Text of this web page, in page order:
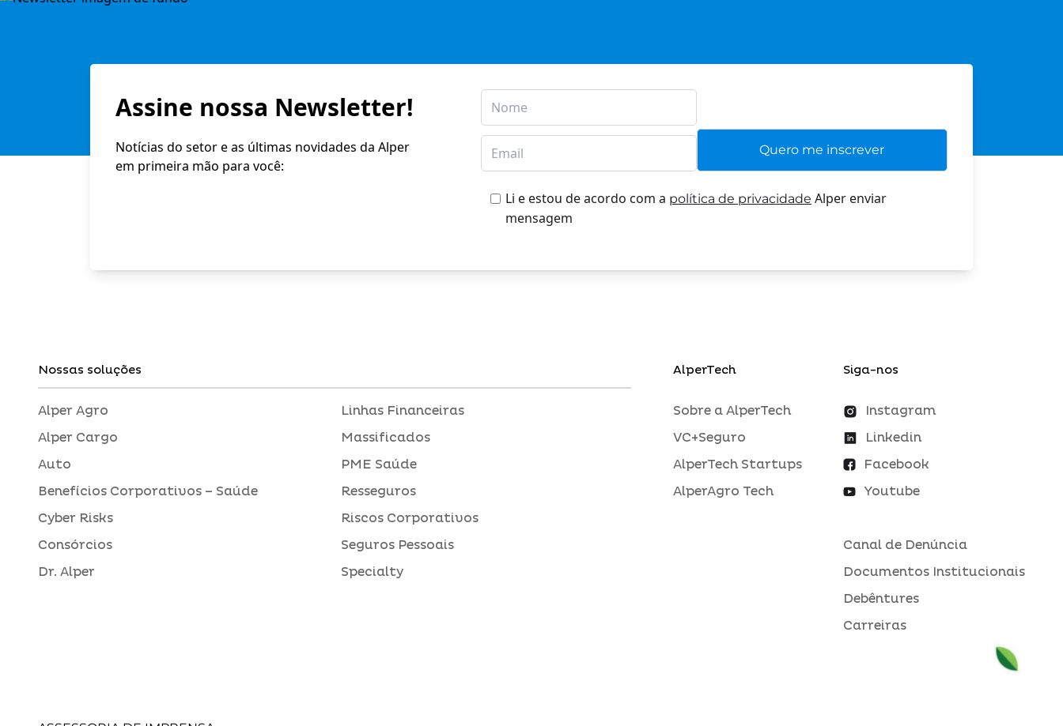
Assine nossa Newsletter!
Notícias do setor e as últimas novidades da Alper
em primeira mão para você:
Li e estou de acordo com a política de privacidade Alper enviar
mensagem
Nossas soluções
Alper Agro
Alper Cargo
Auto
Benefícios Corporativos – Saúde
Cyber Risks
Consórcios
Dr. Alper
Linhas Financeiras
Massificados
PME Saúde
Resseguros
Riscos Corporativos
Seguros Pessoais
Specialty
AlperTech
Sobre a AlperTech
VC+Seguro
AlperTech Startups
AlperAgro Tech
Siga-nos
Instagram
Linkedin
Facebook
Youtube
Canal de Denúncia
Documentos Institucionais
Debêntures
Carreiras